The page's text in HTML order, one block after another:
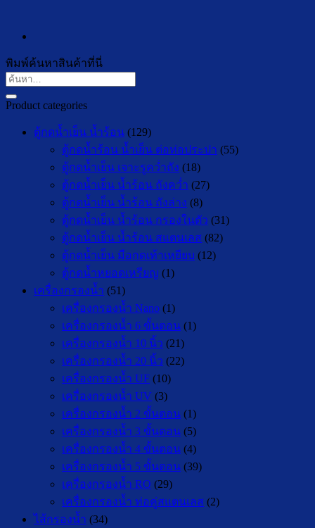
พิมพ์ค้นหาสินค้าที่นี่
ค้นหา:
Product categories
ตู้กดน้ำเย็น น้ำร้อน (129)
ตู้กดน้ำร้อน น้ำเย็น ต่อท่อประปา (55)
ตู้กดน้ำเย็น เจาะรูคว่ำถัง (18)
ตู้กดน้ำเย็น น้ำร้อน ถังคว่ำ (27)
ตู้กดน้ำเย็น น้ำร้อน ถังล่าง (8)
ตู้กดน้ำเย็น น้ำร้อน กรองในตัว (31)
ตู้กดน้ำเย็น น้ำร้อน สแตนเลส (82)
ตู้กดน้ำเย็น มือกดเท้าเหยียบ (12)
ตู้กดน้ำหยอดเหรียญ (1)
เครื่องกรองน้ำ (51)
เครื่องกรองน้ำ Nano (1)
เครื่องกรองน้ำ 6 ขั้นตอน (1)
เครื่องกรองน้ำ 10 นิ้ว (21)
เครื่องกรองน้ำ 20 นิ้ว (22)
เครื่องกรองน้ำ UF (10)
เครื่องกรองน้ำ UV (3)
เครื่องกรองน้ำ 2 ขั้นตอน (1)
เครื่องกรองน้ำ 3 ขั้นตอน (5)
เครื่องกรองน้ำ 4 ขั้นตอน (4)
เครื่องกรองน้ำ 5 ขั้นตอน (39)
เครื่องกรองน้ำ RO (29)
เครื่องกรองน้ำ ท่อคู่สแตนเลส (2)
ไส้กรองน้ำ (34)